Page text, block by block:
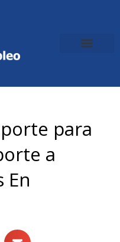
para
a
En